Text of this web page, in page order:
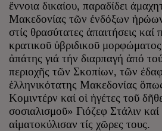
ἔννοια δικαίου, παραδίδει
Μακεδονίας τῶν ἐνδόξων
στίς θρασύτατες ἀπαιτήσεις καί
κρατικοῦ ὑβριδικοῦ μορφώματος
ἀπάτης γιά τήν διαρπαγή ἀπό
περιοχῆς τῶν Σκοπίων, τῶν
ἑλληνικότατης Μακεδονίας
Κομιντέρν καί οἱ ἡγέτες τοῦ
σοσιαλισμοῦ» Γιόζεφ Στάλιν
αἱματοκύλισαν τίς χῶρες τους.